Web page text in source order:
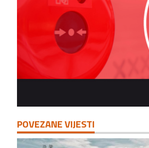
POVEZANE VIJESTI